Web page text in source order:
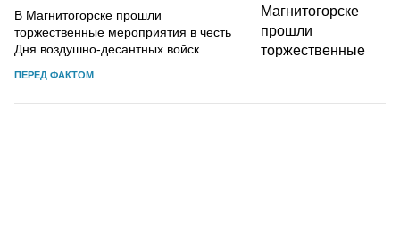
В Магнитогорске прошли
торжественные мероприятия в честь
Дня воздушно-десантных войск
ПЕРЕД ФАКТОМ